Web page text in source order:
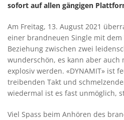
sofort auf allen gängigen
Am Freitag, 13. August 2021
einer brandneuen Single mit dem
Beziehung zwischen zwei
wunderschön, es kann aber auch
explosiv werden. «DYNAMIT» ist
treibenden Takt und
wiedermal ist es fast unmöglich,
Viel Spass beim Anhören des